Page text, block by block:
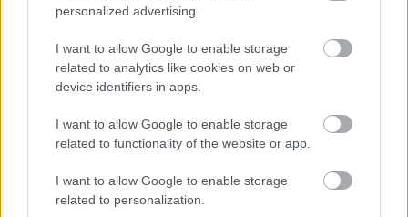
personalized advertising.
I want to allow Google to enable storage
related to analytics like cookies on web or
device identifiers in apps.
I want to allow Google to enable storage
related to functionality of the website or app.
I want to allow Google to enable storage
related to personalization.
Miatt - a falragasz gúnyos hirdetménye. Nem Kafka
Perét mutatja be, hanem az utánérzések
másodlevonatának, másodközléses
utánjátszásának, másodhetességének paródiáját.
M.G.P. (Magyar Színházi Portál, 2005. 01. 29.)